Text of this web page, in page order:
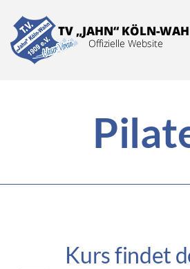
Aktuell
Kurs findet